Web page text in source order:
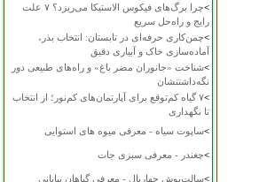
>
چرا برگ‌های فیکوس الاستیکا می‌ریزد؟ ۷ علت
رایج و راه‌حل سریع
>چمن‌کاری حرفه‌ای در تابستان: انتخاب بذر،
آماده‌سازی خاک و آبیاری دقیق
>شناخت «جانوران مضر باغ» و راه‌های طبیعی دور
نگه‌داشتنشان
>
۷ گیاه کم‌توقع برای آپارتمان‌های کم‌نور؛ از انتخاب
تا نگهداری
>ساپوت سیاه - معرفی میوه های استوایی
>چغندر - معرفی سبزی جات
>سالت‌بوش چهاربال - معرفی گیاهان بیابانی